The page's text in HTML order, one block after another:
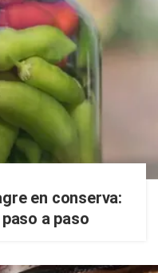
en conserva:
a paso